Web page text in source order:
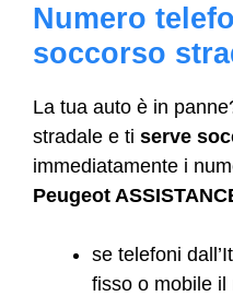
Numero
soccorso
La tua auto è in
stradale e ti serve
immediatamente i
Peugeot
se telefoni
fisso o mobile il